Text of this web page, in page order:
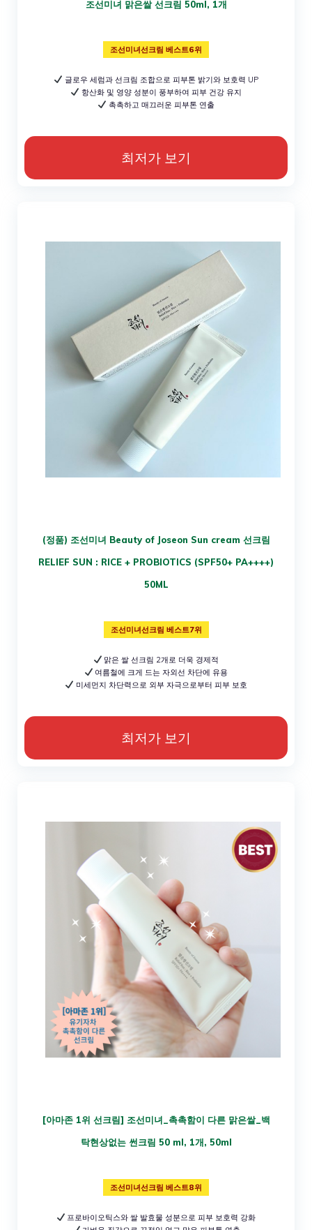
조선미녀 맑은쌀 선크림 50ml, 1개
조선미녀선크림 베스트6위
글로우 세럼과 선크림 조합으로 피부톤 밝기와 보호력 UP
항산화 및 영양 성분이 풍부하여 피부 건강 유지
촉촉하고 매끄러운 피부톤 연출
최저가 보기
(정품) 조선미녀 Beauty of Joseon Sun cream 선크림
RELIEF SUN : RICE + PROBIOTICS (SPF50+ PA++++)
50ML
조선미녀선크림 베스트7위
맑은 쌀 선크림 2개로 더욱 경제적
여름철에 크게 드는 자외선 차단에 유용
미세먼지 차단력으로 외부 자극으로부터 피부 보호
최저가 보기
[아마존 1위 선크림] 조선미녀_촉촉함이 다른 맑은쌀_백
탁현상없는 썬크림 50 ml, 1개, 50ml
조선미녀선크림 베스트8위
프로바이오틱스와 쌀 발효물 성분으로 피부 보호력 강화